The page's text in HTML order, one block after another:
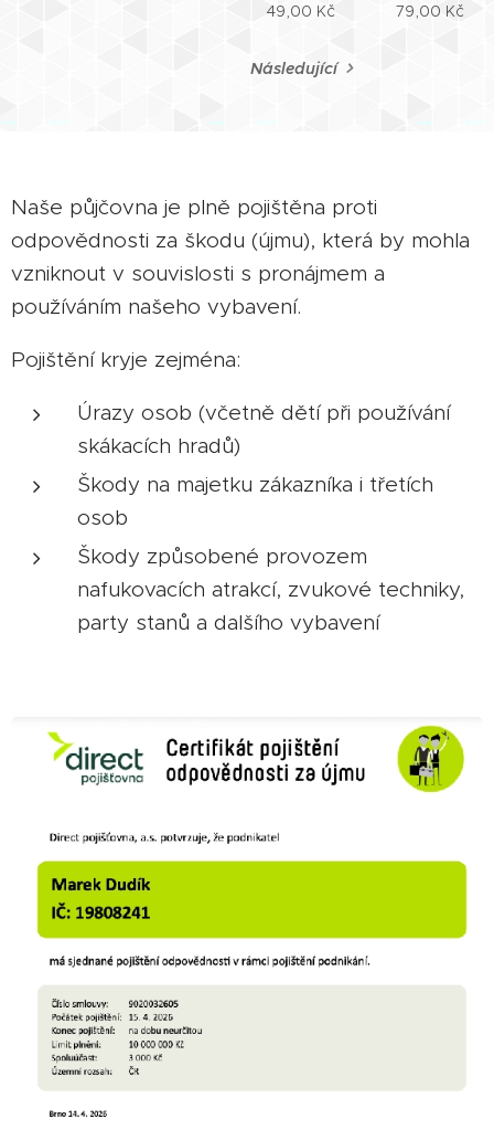
49,00 Kč 79,00 Kč
Následující
Naše půjčovna je plně pojištěna proti
odpovědnosti za škodu (újmu), která by mohla
vzniknout v souvislosti s pronájmem a
používáním našeho vybavení.
Pojištění kryje zejména:
Úrazy osob (včetně dětí při používání
skákacích hradů)
Škody na majetku zákazníka i třetích
osob
Škody způsobené provozem
nafukovacích atrakcí, zvukové techniky,
party stanů a dalšího vybavení